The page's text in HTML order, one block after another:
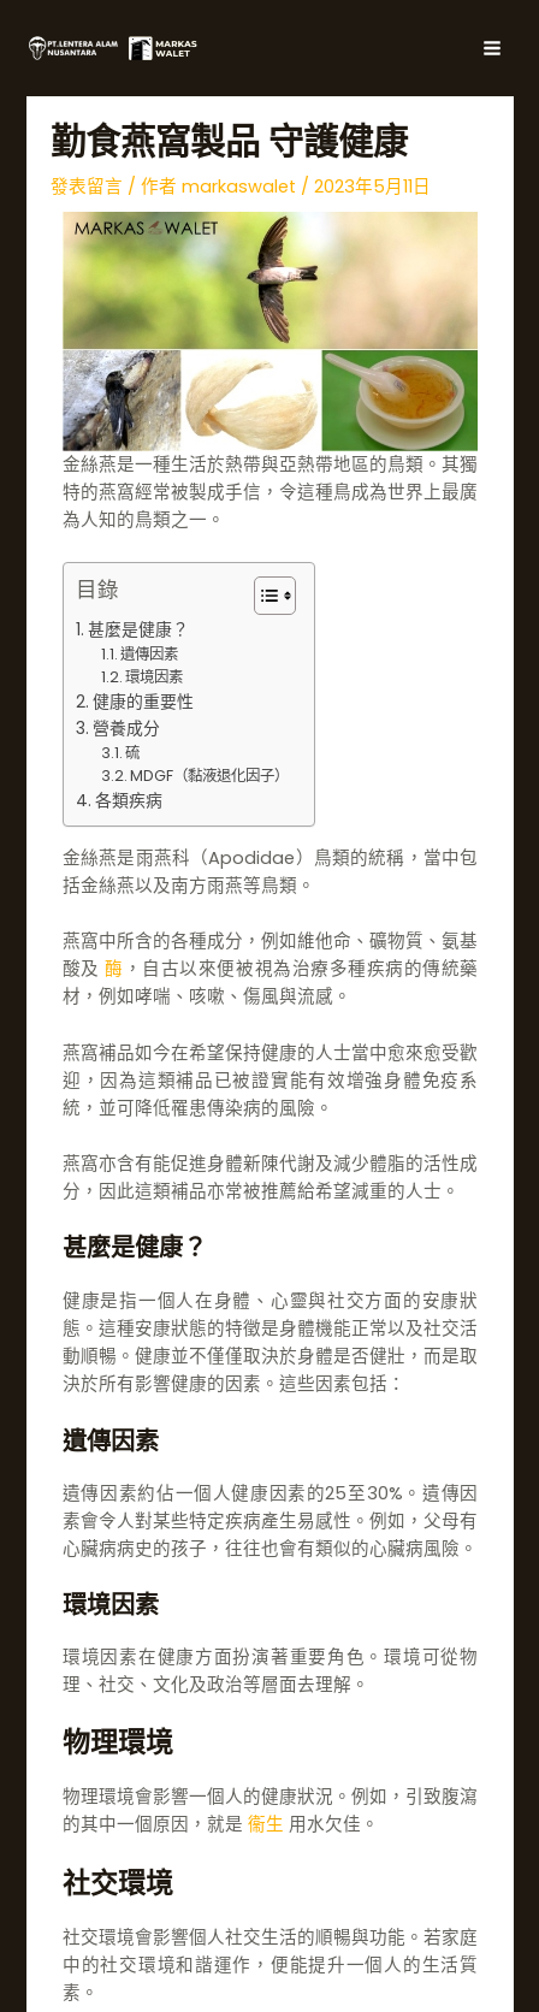
勤食燕窩製品 守護健康
發表留言 / 作者 markaswalet / 2023年5月11日
金絲燕是一種生活於熱帶與亞熱帶地區的鳥類。其獨
特的燕窩經常被製成手信，令這種鳥成為世界上最廣
為人知的鳥類之一。
目錄
甚麼是健康？
遺傳因素
環境因素
健康的重要性
營養成分
硫
MDGF（黏液退化因子）
各類疾病
金絲燕是雨燕科（Apodidae）鳥類的統稱，當中包
括金絲燕以及南方雨燕等鳥類。
燕窩中所含的各種成分，例如維他命、礦物質、氨基
酸及酶 ，自古以來便被視為治療多種疾病的傳統藥
材，例如哮喘、咳嗽、傷風與流感。
燕窩補品如今在希望保持健康的人士當中愈來愈受歡
迎，因為這類補品已被證實能有效增強身體免疫系
統，並可降低罹患傳染病的風險。
燕窩亦含有能促進身體新陳代謝及減少體脂的活性成
分，因此這類補品亦常被推薦給希望減重的人士。
甚麼是健康？
健康是指一個人在身體、心靈與社交方面的安康狀
態。這種安康狀態的特徵是身體機能正常以及社交活
動順暢。健康並不僅僅取決於身體是否健壯，而是取
決於所有影響健康的因素。這些因素包括：
遺傳因素
遺傳因素約佔一個人健康因素的25至30%。遺傳因
素會令人對某些特定疾病產生易感性。例如，父母有
心臟病病史的孩子，往往也會有類似的心臟病風險。
環境因素
環境因素在健康方面扮演著重要角色。環境可從物
理、社交、文化及政治等層面去理解。
物理環境
物理環境會影響一個人的健康狀況。例如，引致腹瀉
的其中一個原因，就是 衞生 用水欠佳。
社交環境
社交環境會影響個人社交生活的順暢與功能。若家庭
中的社交環境和諧運作，便能提升一個人的生活質
素。
章
導
覽